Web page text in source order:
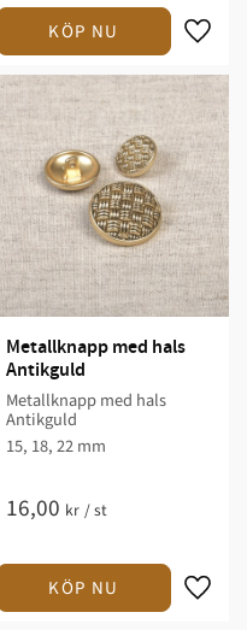
Metallknapp med hals
Antikguld
Metallknapp med hals
Antikguld
15, 18, 22 mm
16,00 kr /st